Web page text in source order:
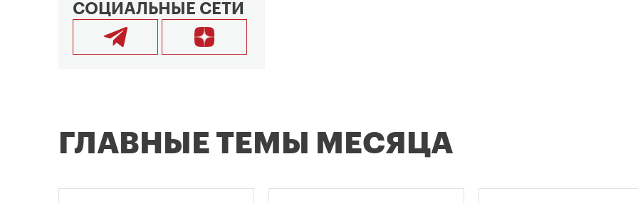
СОЦИАЛЬНЫЕ СЕТИ
ГЛАВНЫЕ ТЕМЫ МЕСЯЦА